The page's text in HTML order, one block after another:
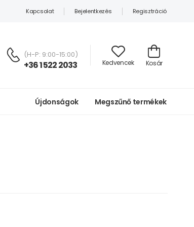
Kapcsolat Bejelentkezés Regisztráció
(H-P: 9:00-15:00)
+36 1 522 2033 Kedvencek Kosár
Újdonságok Megszűnő termékek